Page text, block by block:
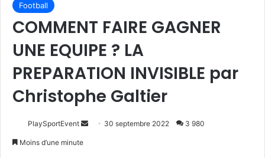
Football
COMMENT FAIRE GAGNER
UNE EQUIPE ? LA
PREPARATION INVISIBLE par
Christophe Galtier
PlaySportEvent
Envoyer30 septembre 2022 3 980
Moins d’une minute